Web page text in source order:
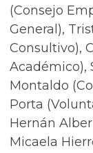
(Consejo
General),
Consultivo),
Académico),
Montaldo
Porta
Hernán
Micaela